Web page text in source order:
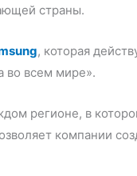
страны.
, которая
во всем мире».
регионе, в
компании